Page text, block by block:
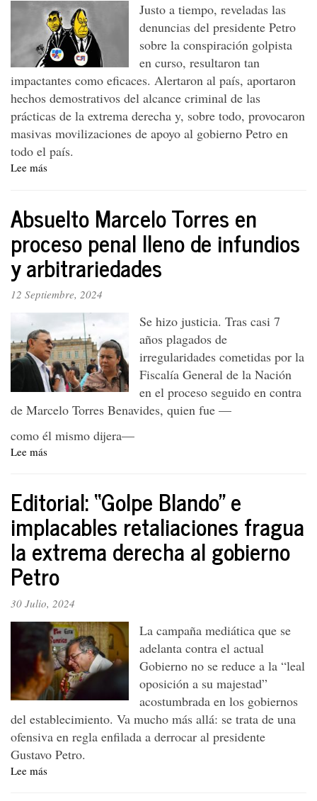
Justo a tiempo, reveladas las
denuncias del presidente Petro
sobre la conspiración golpista
en curso, resultaron tan
impactantes como eficaces. Alertaron al país, aportaron
hechos demostrativos del alcance criminal de las
prácticas de la extrema derecha y, sobre todo, provocaron
masivas movilizaciones de apoyo al gobierno Petro en
todo el país.
Lee más
arranque
del
lawfare
les
resultó
Absuelto Marcelo Torres en
proceso penal lleno de infundios
y arbitrariedades
12 Septiembre, 2024
Se hizo justicia. Tras casi 7
años plagados de
irregularidades cometidas por la
Fiscalía General de la Nación
en el proceso seguido en contra
de Marcelo Torres Benavides, quien fue —
como él mismo dijera—
Lee más
Torres
en
proceso
penal
lleno
de
infundios
Editorial: “Golpe Blando” e
implacables retaliaciones fragua
la extrema derecha al gobierno
Petro
30 Julio, 2024
La campaña mediática que se
adelanta contra el actual
Gobierno no se reduce a la “leal
oposición a su majestad”
acostumbrada en los gobiernos
del establecimiento. Va mucho más allá: se trata de una
ofensiva en regla enfilada a derrocar al presidente
Gustavo Petro.
Lee más